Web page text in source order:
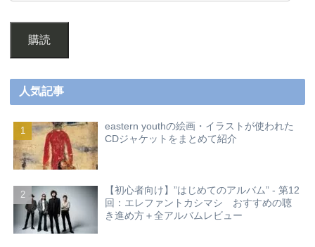
購読
人気記事
eastern youthの絵画・イラストが使われた
CDジャケットをまとめて紹介
【初心者向け】”はじめてのアルバム” - 第12
回：エレファントカシマシ おすすめの聴
き進め方＋全アルバムレビュー